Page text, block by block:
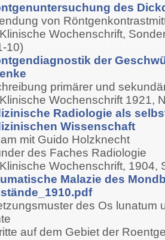
des
von
Wochenschrift,
10)
der
primärer und
Wochenschrift 1921,
Radiologie als
Wissenschaft
mit Guido Holzknecht
des Faches Radiologie
Wochenschrift, 1904,
Malazie des
des Os lunatum
auf dem Gebiet der